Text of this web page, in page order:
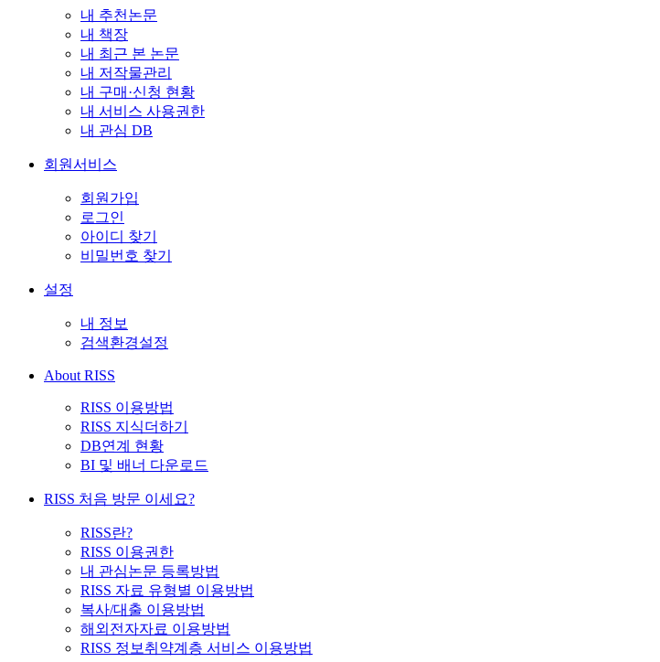
내 추천논문
내 책장
내 최근 본 논문
내 저작물관리
내 구매·신청 현황
내 서비스 사용권한
내 관심 DB
회원서비스
회원가입
로그인
아이디 찾기
비밀번호 찾기
설정
내 정보
검색환경설정
About RISS
RISS 이용방법
RISS 지식더하기
DB연계 현황
BI 및 배너 다운로드
RISS 처음 방문 이세요?
RISS란?
RISS 이용권한
내 관심논문 등록방법
RISS 자료 유형별 이용방법
복사/대출 이용방법
해외전자자료 이용방법
RISS 정보취약계층 서비스 이용방법